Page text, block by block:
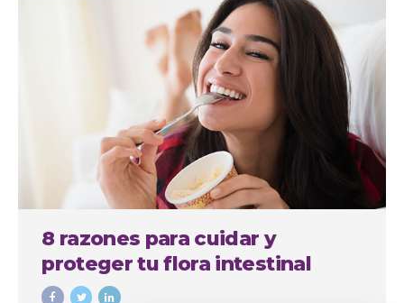
8 razones para cuidar y
proteger tu flora intestinal